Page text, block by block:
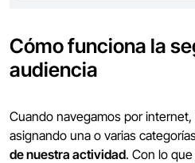
Cómo funciona la
audiencia
Cuando navegamos por
asignando una o varias
de nuestra actividad. Con lo